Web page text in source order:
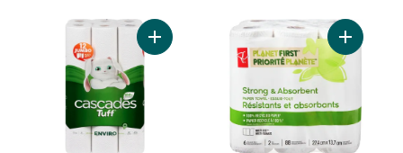
essuie-mains par
boîte (total de 360
essuie-mains en
papier)
Ajouter CASC RT TUFF ENV 12 ROUL
Ajouter